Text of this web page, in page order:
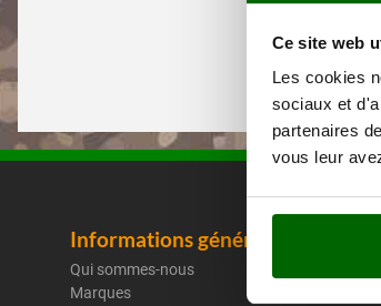
Ce site web
Les cookies
sociaux et
partenaires
vous leur
Informations générales
Qui sommes-nous
Marques